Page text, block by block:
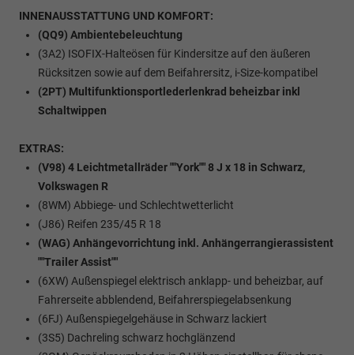
INNENAUSSTATTUNG UND KOMFORT:
(QQ9) Ambientebeleuchtung
(3A2) ISOFIX-Halteösen für Kindersitze auf den äußeren
Rücksitzen sowie auf dem Beifahrersitz, i-Size-kompatibel
(2PT) Multifunktionsportlederlenkrad beheizbar inkl
Schaltwippen
EXTRAS:
(V98) 4 Leichtmetallräder ""York"" 8 J x 18 in Schwarz,
Volkswagen R
(8WM) Abbiege- und Schlechtwetterlicht
(J86) Reifen 235/45 R 18
(WAG) Anhängevorrichtung inkl. Anhängerrangierassistent
""Trailer Assist""
(6XW) Außenspiegel elektrisch anklapp- und beheizbar, auf
Fahrerseite abblendend, Beifahrerspiegelabsenkung
(6FJ) Außenspiegelgehäuse in Schwarz lackiert
(3S5) Dachreling schwarz hochglänzend